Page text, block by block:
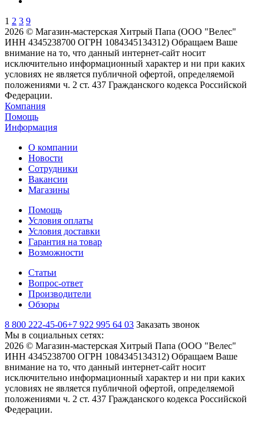
1 2 3 9
2026 © Магазин-мастерская Хитрый Папа (ООО "Велес"
ИНН 4345238700 ОГРН 1084345134312) Обращаем Ваше
внимание на то, что данный интернет-сайт носит
исключительно информационный характер и ни при каких
условиях не является публичной офертой, определяемой
положениями ч. 2 ст. 437 Гражданского кодекса Российской
Федерации.
Компания
Помощь
Информация
О компании
Новости
Сотрудники
Вакансии
Магазины
Помощь
Условия оплаты
Условия доставки
Гарантия на товар
Возможности
Статьи
Вопрос-ответ
Производители
Обзоры
8 800 222-45-06+7 922 995 64 03 Заказать звонок
Мы в социальных сетях:
2026 © Магазин-мастерская Хитрый Папа (ООО "Велес"
ИНН 4345238700 ОГРН 1084345134312) Обращаем Ваше
внимание на то, что данный интернет-сайт носит
исключительно информационный характер и ни при каких
условиях не является публичной офертой, определяемой
положениями ч. 2 ст. 437 Гражданского кодекса Российской
Федерации.